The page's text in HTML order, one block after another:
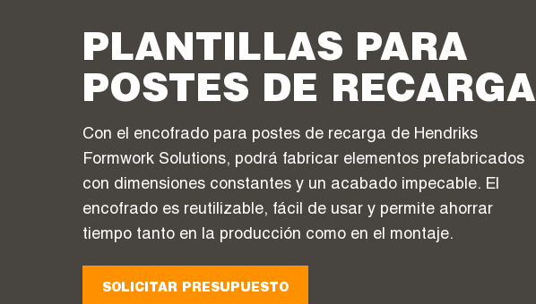
PLANTILLAS PARA
POSTES DE RECARGA
Con el encofrado para postes de recarga de Hendriks
Formwork Solutions, podrá fabricar elementos prefabricados
con dimensiones constantes y un acabado impecable. El
encofrado es reutilizable, fácil de usar y permite ahorrar
tiempo tanto en la producción como en el montaje.
SOLICITAR PRESUPUESTO